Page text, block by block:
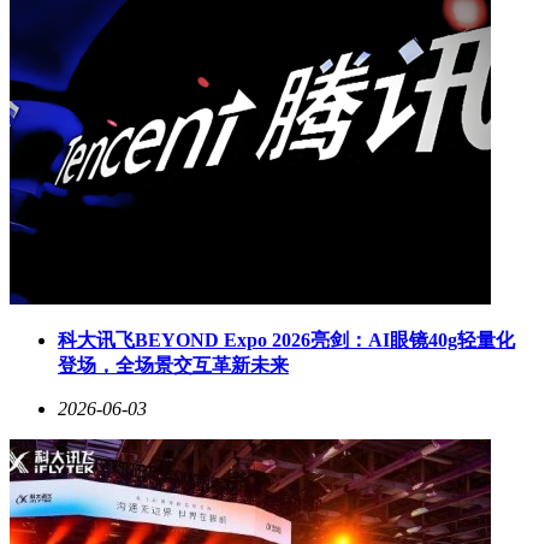
科大讯飞BEYOND Expo 2026亮剑：AI眼镜40g轻量化
登场，全场景交互革新未来
2026-06-03